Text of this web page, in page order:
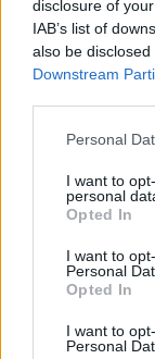
disclosure of
IAB’s list of
also be
Downstream
Personal
I want to
personal
Opted In
I want to
Personal
Opted In
I want to
Personal
Marrja e lartë e
lidhet me